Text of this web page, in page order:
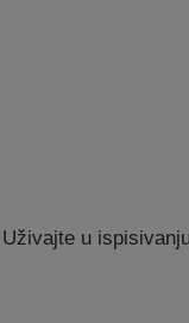
Uživajte u